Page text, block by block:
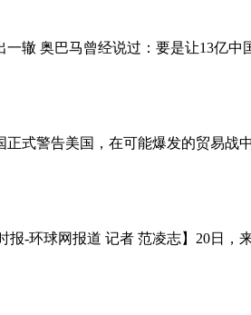
辙 奥巴马曾经说过：要是让13亿
式警告美国，在可能爆发的贸易战
环球网报道 记者 范凌志】20日，